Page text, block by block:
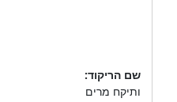
שם הריקוד:
ותיקח מרים